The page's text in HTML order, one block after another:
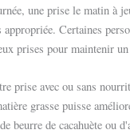
une prise le matin à
appropriée. Certaines
prises pour maintenir
prise avec ou sans
grasse puisse
beurre de cacahuète ou